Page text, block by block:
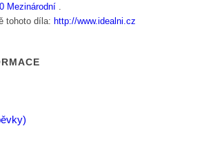
Mezinárodní
tohoto díla: http://www.idealni.cz